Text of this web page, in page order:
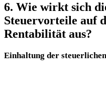
6. Wie wirkt sich
Steuervorteile auf
Rentabilität aus?
Einhaltung der